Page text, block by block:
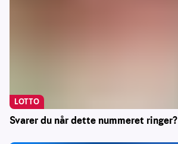
Svarer du når dette nummeret ringer?
LOTTO